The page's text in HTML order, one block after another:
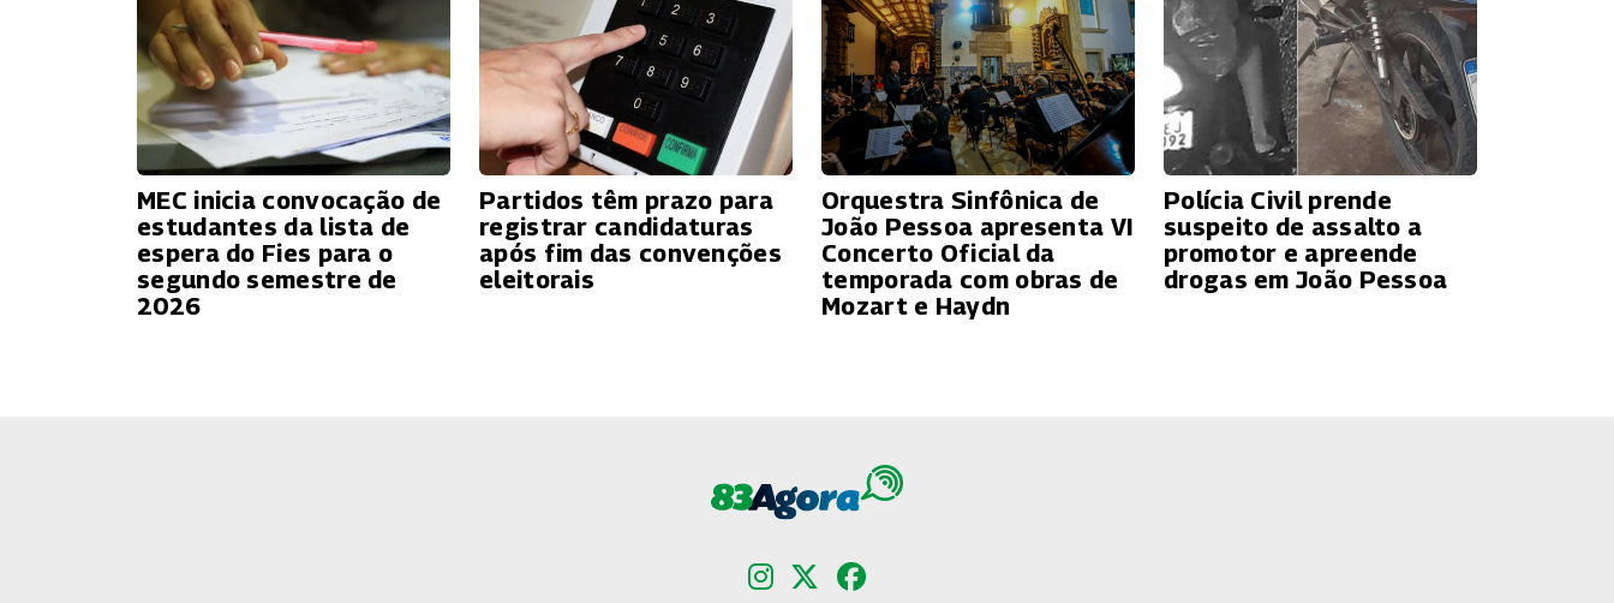
MEC inicia convocação de
estudantes da lista de
espera do Fies para o
segundo semestre de
2026
Partidos têm prazo para
registrar candidaturas
após fim das convenções
eleitorais
Orquestra Sinfônica de
João Pessoa apresenta VI
Concerto Oficial da
temporada com obras de
Mozart e Haydn
Polícia Civil prende
suspeito de assalto a
promotor e apreende
drogas em João Pessoa